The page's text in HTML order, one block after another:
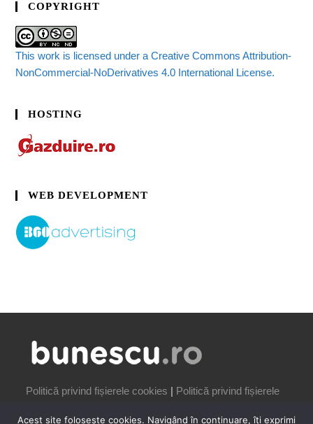
COPYRIGHT
This work is licensed under a Creative Commons Attribution-
NonCommercial-NoDerivatives 4.0 International License.
HOSTING
WEB DEVELOPMENT
Politică privind fișierele cookies | Politică privind fișierele
Acest site folosește cookies. Navigând în continuare, îți exprimi